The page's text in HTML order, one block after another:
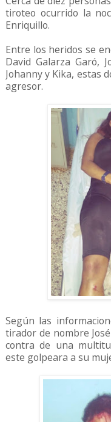
tiroteo ocurrido la
Enriquillo.
Entre los heridos se
David Galarza Garó,
Johanny y Kika, estas
agresor.
Según las
tirador de nombre
contra de una
este golpeara a su